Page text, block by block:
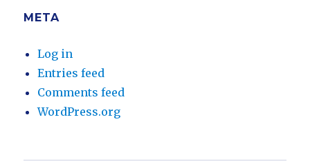
META
Log in
Entries feed
Comments feed
WordPress.org